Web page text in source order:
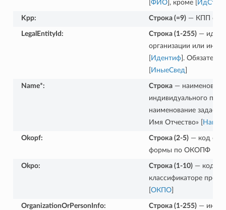
ФИО], кроме [
Kpp: Строка (=9)— КПП
LegalEntityId: Строка (1-255)—
организации или
Идентиф].
ИныеСвед
Name*: Строка—
индивидуального
наименование
Имя Отчество» [
Наим
Okopf: Строка (2-5)— код
формы по ОКОПФ [
Okpo: Строка (1-10)— код в
классификаторе
ОКПО]
OrganizationOrPersonInfo: Строка (1-255)— иные